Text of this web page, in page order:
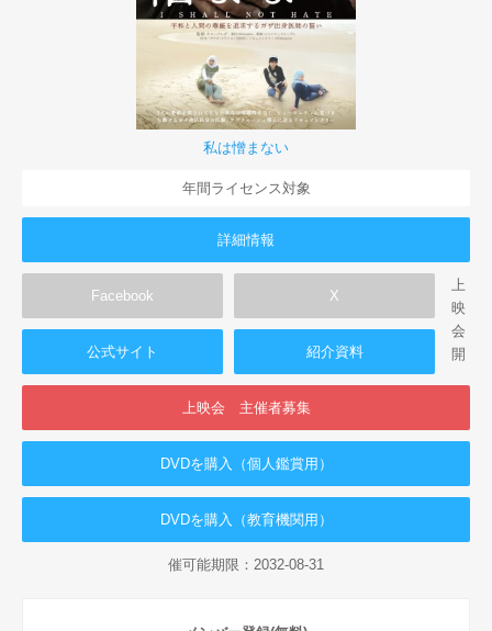
私は憎まない
年間ライセンス対象
詳細情報
Facebook X
公式サイト 紹介資料
上映会 主催者募集
DVDを購入（個人鑑賞用）
DVDを購入（教育機関用）
上
映
会
開
催可能期限：2032-08-31